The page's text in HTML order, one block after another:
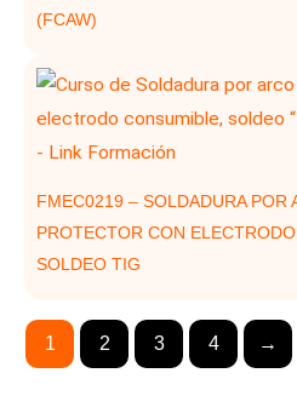
(FCAW)
FMEC0219 – SOLDADURA POR
PROTECTOR CON
SOLDEO TIG
1 2 3 4 →